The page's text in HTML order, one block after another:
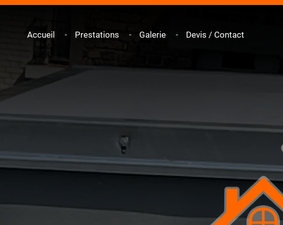
Accueil Prestations Galerie Devis / Contact